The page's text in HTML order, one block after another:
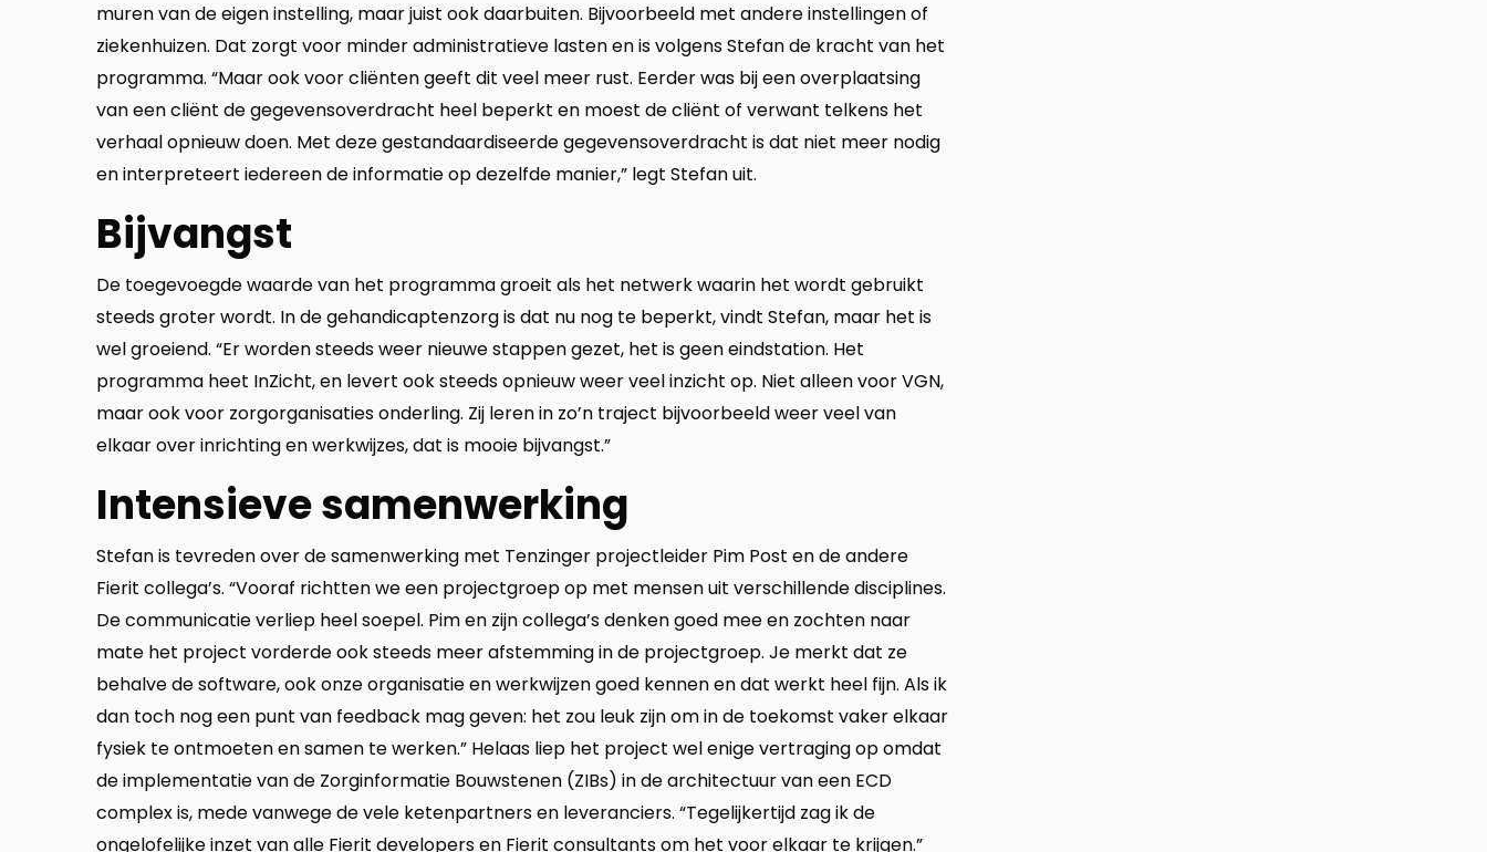
muren van de eigen instelling, maar juist ook daarbuiten. Bijvoorbeeld met andere instellingen of
ziekenhuizen. Dat zorgt voor minder administratieve lasten en is volgens Stefan de kracht van het
programma. “Maar ook voor cliënten geeft dit veel meer rust. Eerder was bij een overplaatsing
van een cliënt de gegevensoverdracht heel beperkt en moest de cliënt of verwant telkens het
verhaal opnieuw doen. Met deze gestandaardiseerde gegevensoverdracht is dat niet meer nodig
en interpreteert iedereen de informatie op dezelfde manier,” legt Stefan uit.
Bijvangst
De toegevoegde waarde van het programma groeit als het netwerk waarin het wordt gebruikt
steeds groter wordt. In de gehandicaptenzorg is dat nu nog te beperkt, vindt Stefan, maar het is
wel groeiend. “Er worden steeds weer nieuwe stappen gezet, het is geen eindstation. Het
programma heet InZicht, en levert ook steeds opnieuw weer veel inzicht op. Niet alleen voor VGN,
maar ook voor zorgorganisaties onderling. Zij leren in zo’n traject bijvoorbeeld weer veel van
elkaar over inrichting en werkwijzes, dat is mooie bijvangst.”
Intensieve samenwerking
Stefan is tevreden over de samenwerking met Tenzinger projectleider Pim Post en de andere
Fierit collega’s. “Vooraf richtten we een projectgroep op met mensen uit verschillende disciplines.
De communicatie verliep heel soepel. Pim en zijn collega’s denken goed mee en zochten naar
mate het project vorderde ook steeds meer afstemming in de projectgroep. Je merkt dat ze
behalve de software, ook onze organisatie en werkwijzen goed kennen en dat werkt heel fijn. Als ik
dan toch nog een punt van feedback mag geven: het zou leuk zijn om in de toekomst vaker elkaar
fysiek te ontmoeten en samen te werken.” Helaas liep het project wel enige vertraging op omdat
de implementatie van de Zorginformatie Bouwstenen (ZIBs) in de architectuur van een ECD
complex is, mede vanwege de vele ketenpartners en leveranciers. “Tegelijkertijd zag ik de
ongelofelijke inzet van alle Fierit developers en Fierit consultants om het voor elkaar te krijgen.”